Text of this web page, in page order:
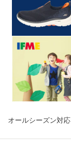
オールシーズン対